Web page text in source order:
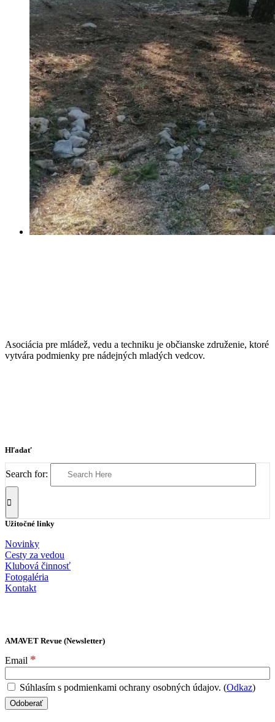
Asociácia pre mládež, vedu a techniku je občianske združenie, ktoré
vytvára podmienky pre nádejných mladých vedcov.
Hľadať
Search for:
Užitočné linky
Novinky
Cesty za vedou
Klubová činnosť
Fotogaléria
Kontakt
AMAVET Revue (Newsletter)
Email *
Súhlasím s podmienkami ochrany osobných údajov. (Odkaz)